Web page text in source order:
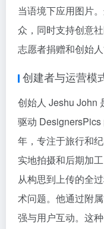
当语境下应用图片
众，同时支持创意
志愿者捐赠和创始
创建者与运营模
创始人 Jeshu John
驱动
年，专注于旅行和
实地拍摄和后期加
从构思到上传的全
术问题。他通过附
强与用户互动。这